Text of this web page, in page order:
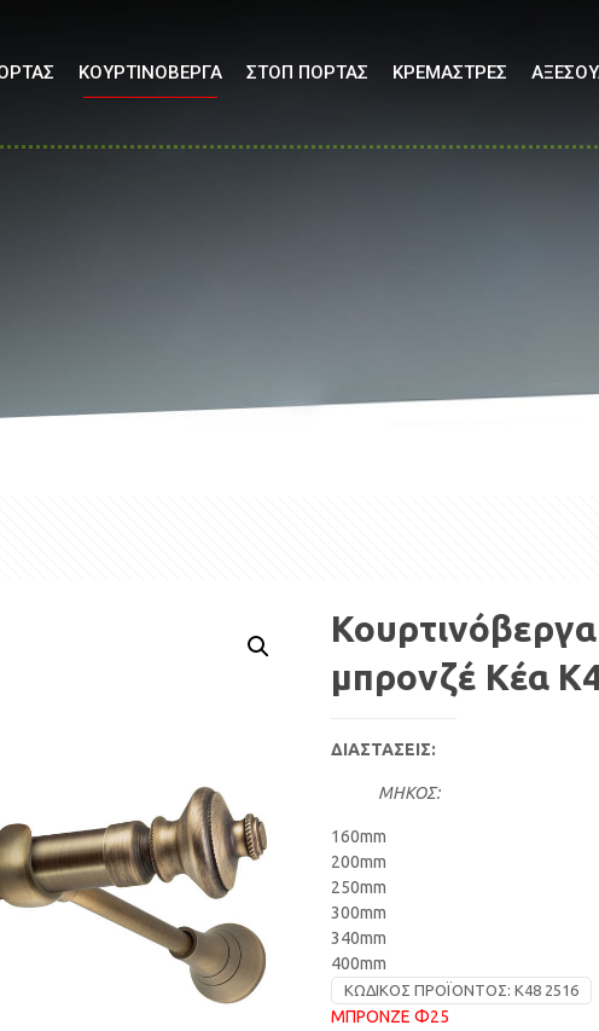
ΚΟΥΡΤΙΝΟΒΕΡΓΑ ΣΤΟΠ ΠΟΡΤΑΣ ΚΡΕΜΑΣΤΡΕΣ
μπρονζέ Κέα
ΔΙΑΣΤΑΣΕΙΣ:
ΜΗΚΟΣ:
160mm
200mm
250mm
300mm
340mm
400mm
ΚΩΔΙΚΌΣ ΠΡΟΪΌΝΤΟΣ: Κ48 2516
ΜΠΡΟΝΖΕ Φ25